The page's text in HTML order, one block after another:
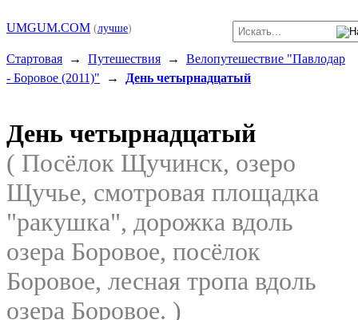
UMGUM.COM (лучше)
Стартовая → Путешествия → Велопутешествие "Павлодар
- Боровое (2011)" → День четырнадцатый
День четырнадцатый
( Посёлок Щучинск, озеро
Щучье, смотровая площадка
"ракушка", дорожка вдоль
озера Боровое, посёлок
Боровое, лесная тропа вдоль
озера Боровое. )